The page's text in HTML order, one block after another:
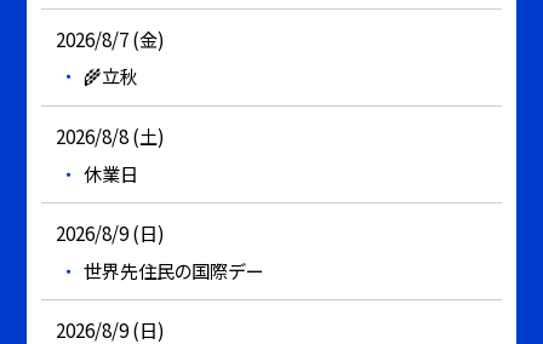
2026/8/7 (金)
🌾立秋
2026/8/8 (土)
休業日
2026/8/9 (日)
世界先住民の国際デー
2026/8/9 (日)